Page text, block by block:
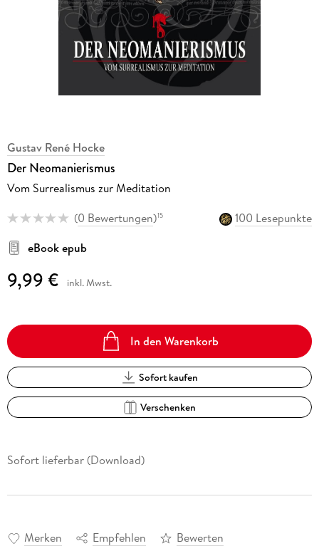
Gustav René Hocke
Der Neomanierismus
Vom Surrealismus zur Meditation
(0 Bewertungen)15
100 Lesepunkte
eBook epub
9,99 € inkl. Mwst.
In den Warenkorb
Sofort kaufen
Verschenken
Sofort lieferbar (Download)
Merken Empfehlen Bewerten